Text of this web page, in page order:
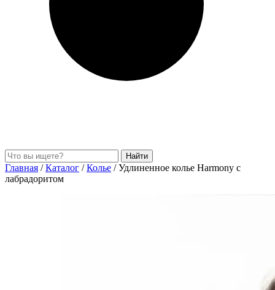
Найти
Главная / Каталог / Колье / Удлиненное колье Harmony с
лабрадоритом